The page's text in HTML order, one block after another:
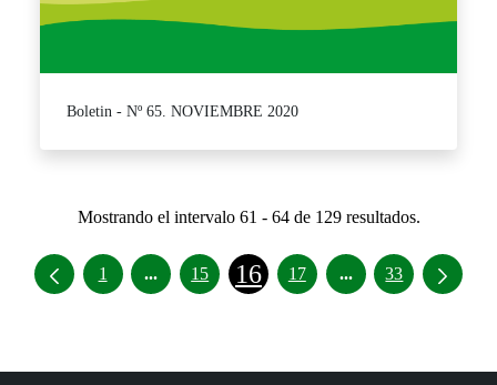
Boletin - Nº 65. NOVIEMBRE 2020
Mostrando el intervalo 61 - 64 de 129 resultados.
1 ... Páginas intermedias Use TAB para
15 16 17 ...Páginas
33